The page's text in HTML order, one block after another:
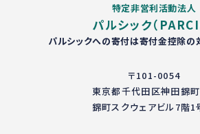
特定非営利活動法人
パルシック（
パルシックへの寄付は寄付金控除の対
〒101-0054
東京都千代田区神田錦
錦町スクウェアビル7階1